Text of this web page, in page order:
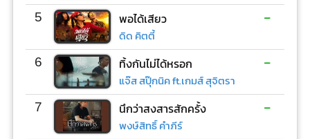
5 พอได้เสียว
ดิด คิตตี้
-
6 ทิ้งกันไม่ได้หรอก
แจ๊ส สปุ๊กนิค ft.เกมส์ สุจิตรา
-
7 นึกว่าสงสารสักครั้ง
พงษ์สิทธิ์ คำภีร์
-